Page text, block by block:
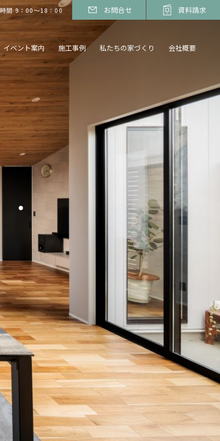
・
イベント案内 施工事例 私たちの家づくり 会社概要
間 9：00～18：00 お問合せ 資料請求